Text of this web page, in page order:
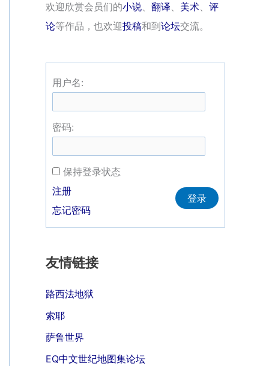
欢迎欣赏会员们的小说、 翻译、 美术、 评
论等作品，也欢迎投稿和到论坛交流。
用户名:
密码:
保持登录状态
Alternative:
登录
注册
忘记密码
友情链接
路西法地狱
索耶
萨鲁世界
EQ中文世纪地图集论坛